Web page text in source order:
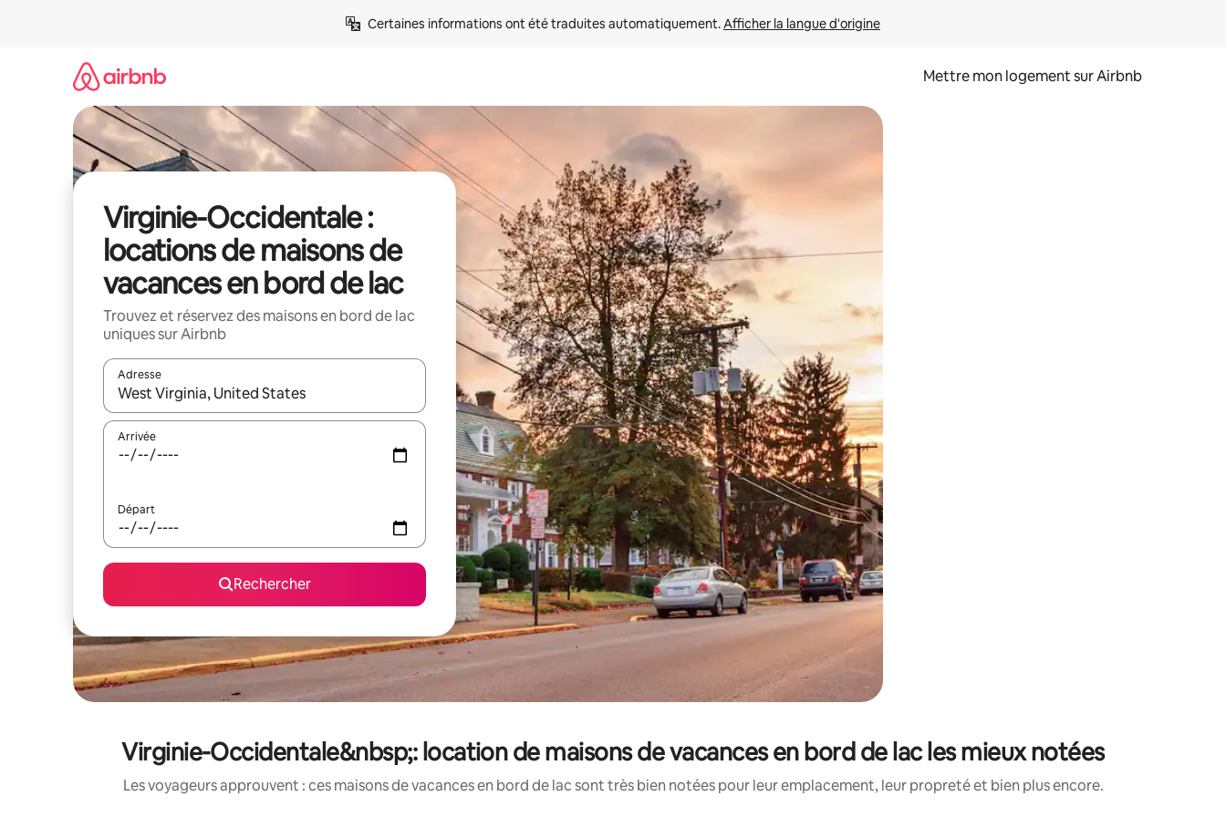
Certaines informations ont été traduites automatiquement. Afficher la langue d'origine
Mettre mon logement sur Airbnb
Virginie-Occidentale :
locations de maisons de
vacances en bord de lac
Trouvez et réservez des maisons en bord de lac
uniques sur Airbnb
Adresse
Lorsque les résultats s'affichent, utilisez les flèches vers le haut et vers le bas pour les parcourir ou en appuyant et en faisant glisser.
Arrivée
Départ
Rechercher
Virginie-Occidentale&nbsp;: location de maisons de vacances en bord de lac les mieux notées
Les voyageurs approuvent : ces maisons de vacances en bord de lac sont très bien notées pour leur emplacement, leur propreté et bien plus encore.